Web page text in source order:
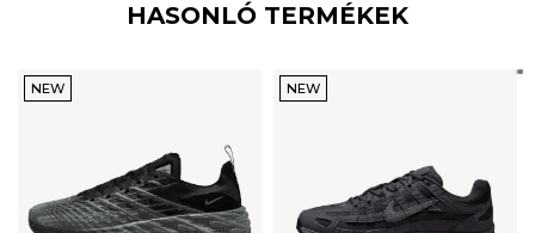
HASONLÓ TERMÉKEK
NEW NEW